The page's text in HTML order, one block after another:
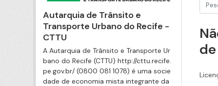
Autarquia de Trânsito e
Transporte Urbano do Recife -
CTTU
A Autarquia de Trânsito e Transporte Ur
bano do Recife (CTTU) http://cttu.recife.
pe.gov.br/ (0800 081 1078) é uma socie
dade de economia mista integrante da